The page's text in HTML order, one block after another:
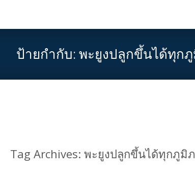
ป้ายกำกับ: พะยูงปลูกขึ้นได้ทุก
Tag Archives: พะยูงปลูกขึ้นได้ทุกภูมิ